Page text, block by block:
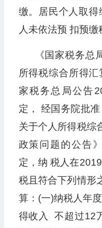
缴。居民个人取
人未依法预 扣预缴
《国家税务总
所得税综合所得
家税务总局公告
定， 经国务院批
关于个人所得税综
政策问题的公告
定，纳 税人在
税且符合下列情形
算：(一)纳税人年
得收入 不超过12